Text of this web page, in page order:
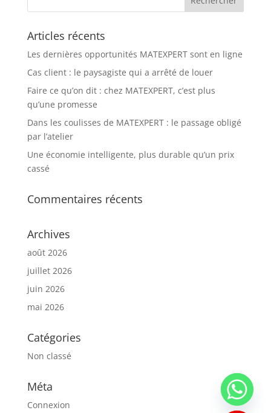
Articles récents
Les dernières opportunités MATEXPERT sont en ligne
Cas client : le paysagiste qui a arrêté de louer
Faire ce qu’on dit : chez MATEXPERT, c’est plus
qu’une promesse
Dans les coulisses de MATEXPERT : le passage obligé
par l’atelier
Une économie intelligente, plus durable qu’un prix
cassé
Commentaires récents
Archives
août 2026
juillet 2026
juin 2026
mai 2026
Catégories
Non classé
Méta
Connexion